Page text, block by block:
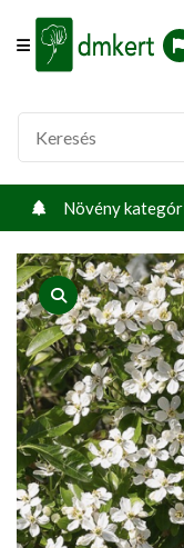
Offcanvas Menu
Növény
product view